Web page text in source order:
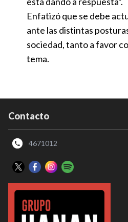
Enfatizó que se debe
ante las distintas
sociedad, tanto a favor
tema.
Contacto
4671012